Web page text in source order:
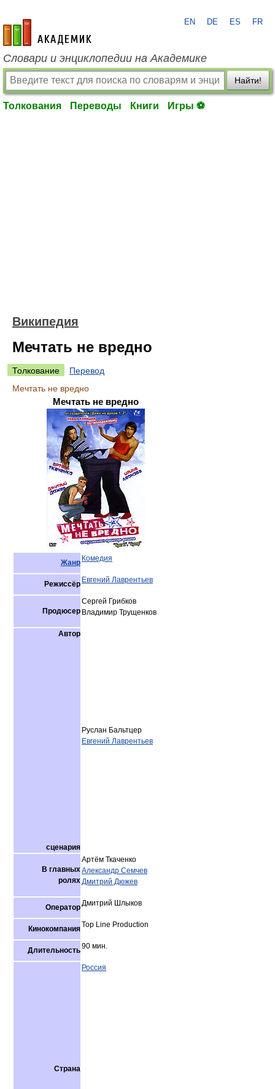
academic.ru
EN DE ES FR
Словари и энциклопедии на Академике
Найти!
Толкования Переводы Книги Игры ⚽
Википедия
Мечтать не вредно
Толкование
Перевод
Мечтать не вредно
Мечтать не вредно
Жанр Комедия
Режиссёр Евгений Лаврентьев
Продюсер
Сергей Грибков
Владимир Трущенков
Автор
сценария
Руслан Бальтцер
Евгений Лаврентьев
В главных
ролях
Артём Ткаченко
Александр Семчев
Дмитрий Дюжев
ОператорДмитрий Шлыков
КинокомпанияTop Line Production
Длительность90 мин.
Страна
Россия